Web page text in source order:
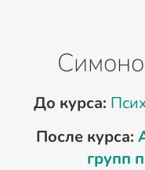
До курса:
После курса:
групп